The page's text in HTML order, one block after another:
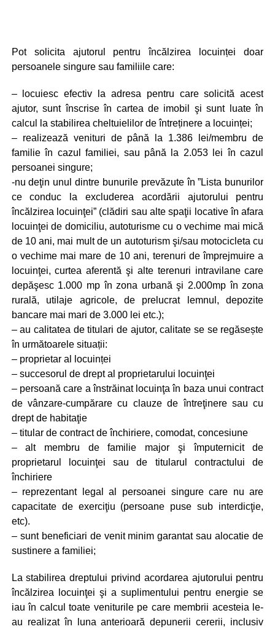
Pot solicita ajutorul pentru încălzirea locuinței doar
persoanele singure sau familiile care:
– locuiesc efectiv la adresa pentru care solicită acest
ajutor, sunt înscrise în cartea de imobil şi sunt luate în
calcul la stabilirea cheltuielilor de întreținere a locuinței;
– realizează venituri de până la 1.386 lei/membru de
familie în cazul familiei, sau până la 2.053 lei în cazul
persoanei singure;
-nu deţin unul dintre bunurile prevăzute în ”Lista bunurilor
ce conduc la excluderea acordării ajutorului pentru
încălzirea locuinţei” (clădiri sau alte spaţii locative în afara
locuinţei de domiciliu, autoturisme cu o vechime mai mică
de 10 ani, mai mult de un autoturism şi/sau motocicleta cu
o vechime mai mare de 10 ani, terenuri de împrejmuire a
locuinţei, curtea aferentă şi alte terenuri intravilane care
depăşesc 1.000 mp în zona urbană şi 2.000mp în zona
rurală, utilaje agricole, de prelucrat lemnul, depozite
bancare mai mari de 3.000 lei etc.);
– au calitatea de titulari de ajutor, calitate se se regăsește
în următoarele situații:
– proprietar al locuinței
– succesorul de drept al proprietarului locuinţei
– persoană care a înstrăinat locuinţa în baza unui contract
de vânzare-cumpărare cu clauze de întreţinere sau cu
drept de habitaţie
– titular de contract de închiriere, comodat, concesiune
– alt membru de familie major şi împuternicit de
proprietarul locuinţei sau de titularul contractului de
închiriere
– reprezentant legal al persoanei singure care nu are
capacitate de exerciţiu (persoane puse sub interdicţie,
etc).
– sunt beneficiari de venit minim garantat sau alocatie de
sustinere a familiei;
La stabilirea dreptului privind acordarea ajutorului pentru
încălzirea locuinţei şi a suplimentului pentru energie se
iau în calcul toate veniturile pe care membrii acesteia le-
au realizat în luna anterioară depunerii cererii, inclusiv